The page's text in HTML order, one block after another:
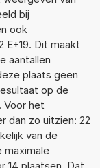
bij
ook
E+19. Dit maakt
aantallen
plaats geen
op de
Voor het
dan zo uitzien: 22
van de
maximale
14 plaatsen. Dat